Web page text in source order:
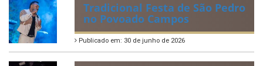
Tradicional Festa de São Pedro
no Povoado Campos
Publicado em: 30 de junho de 2026